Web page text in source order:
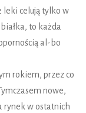
leki celują tylko w
to każda
al-bo
rokiem, przez co
nowe,
rynek w ostatnich